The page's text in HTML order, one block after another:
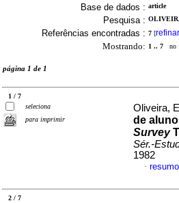
Base de dados : article
Pesquisa :
Referências encontradas : 7 [refinar
Mostrando: 1 .. 7 no
página 1 de 1
1 / 7
seleciona
para imprimir
Oliveira,
de
Survey
Sér.-
1982
·
2 / 7